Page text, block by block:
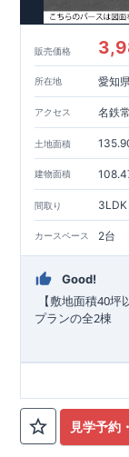
東栄住宅の家づ
詳しくはクリック
ます。
・住宅
住宅性能評価ダ
宅性能評価‥‥建
ております。 ・
に施工されてい
す。 ・図面や書
た上で、品質を
しくはクリック!)
様の安心に繋が
ストプランをご
る事で、コスト
可能です!ご希望
ージに載ってい
等がございまし
スマートフォン
https://www.e-
販売価格
所在地 愛知
アクセス 名鉄
土地面積
建物面積
間取り
カースペース 2台
Good!
【敷地面積40坪
プランの全2棟
朝倉
下旬完成予定
見学予約